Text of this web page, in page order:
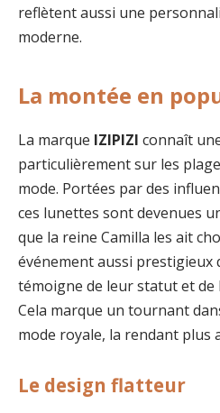
reflètent aussi une
moderne.
La montée en
La marque IZIPIZI connaît
particulièrement sur les
mode. Portées par des
ces lunettes sont devenues
que la reine Camilla les ait
événement aussi prestigieux
témoigne de leur statut et
Cela marque un tournant
mode royale, la rendant plus
Le design flatteur